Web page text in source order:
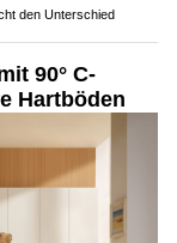
den Unterschied
90° C-
Hartböden